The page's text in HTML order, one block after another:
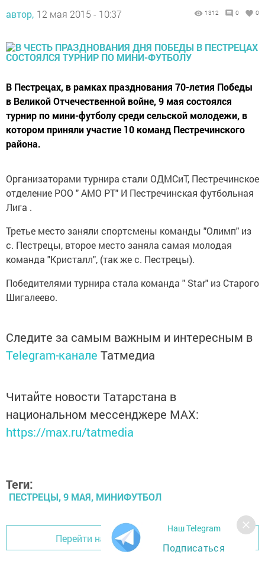
автор, 12 мая 2015 - 10:37 1312 0 0
В Пестрецах, в рамках празднования 70-летия Победы
в Великой Отчечественной войне, 9 мая состоялся
турнир по мини-футболу среди сельской молодежи, в
котором приняли участие 10 команд Пестречинского
района.
Организаторами турнира стали ОДМСиТ, Пестречинское
отделение РОО " АМО РТ" И Пестречинская футбольная
Лига .
Третье место заняли спортсмены команды "Олимп" из
с. Пестрецы, второе место заняла самая молодая
команда "Кристалл", (так же с. Пестрецы).
Победителями турнира стала команда " Star" из Старого
Шигалеево.
Следите за самым важным и интересным в
Telegram-канале Татмедиа
Читайте новости Татарстана в
национальном мессенджере MАХ:
https://max.ru/tatmedia
Теги:
ПЕСТРЕЦЫ, 9 МАЯ, МИНИФУТБОЛ
Перейти на страницу новости
Наш Telegram
Подписаться